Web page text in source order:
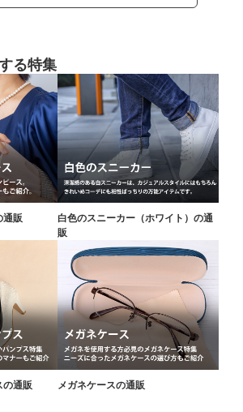
る特集
通販
白色のスニーカー（ホワイト）の通
販
の通販 メガネケースの通販